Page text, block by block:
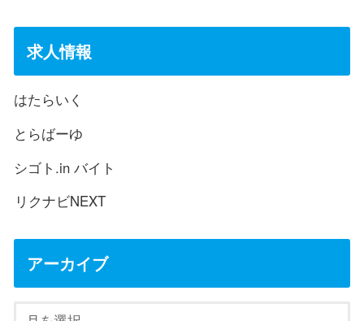
求人情報
はたらいく
とらばーゆ
シゴト.in バイト
リクナビNEXT
アーカイブ